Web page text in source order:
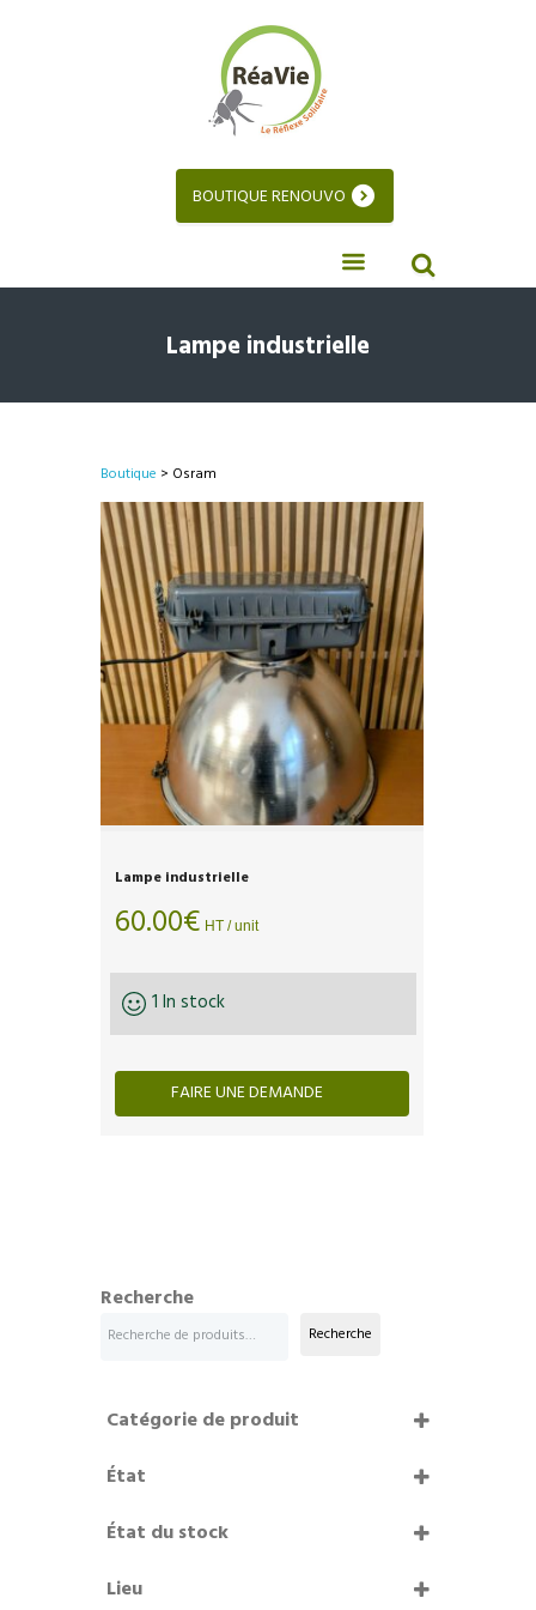
BOUTIQUE RENOUVO
Lampe industrielle
Boutique > Osram
Lampe industrielle
60.00€ HT / unit
1 In stock
FAIRE UNE DEMANDE
Recherche
Recherche
Catégorie de produit
État
État du stock
Lieu